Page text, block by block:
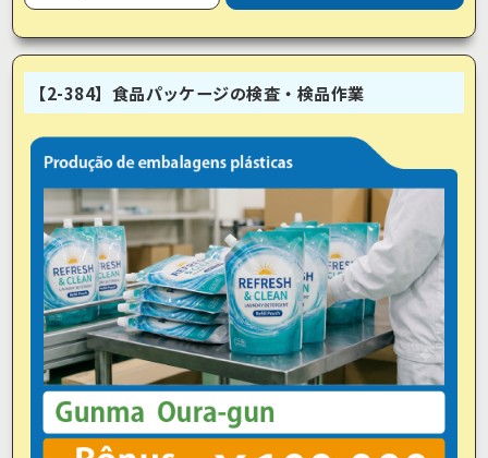
【2-384】食品パッケージの検査・検品作業